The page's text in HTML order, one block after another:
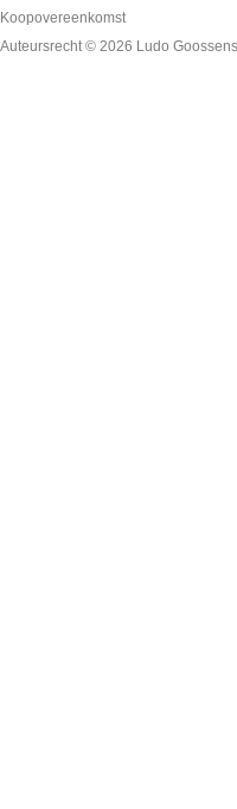
Koopovereenkomst
Auteursrecht © 2026 Ludo Goossens